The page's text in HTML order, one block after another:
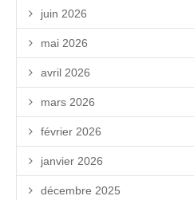
juin 2026
mai 2026
avril 2026
mars 2026
février 2026
janvier 2026
décembre 2025